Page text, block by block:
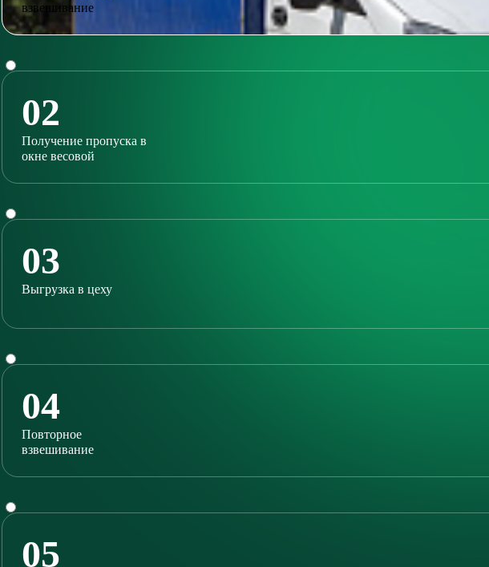
взвешивание
02
Получение пропуска в
окне весовой
03
Выгрузка в цеху
04
Повторное
взвешивание
05